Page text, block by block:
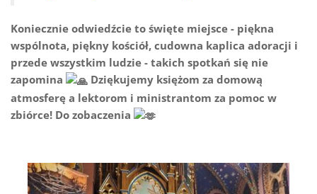
Koniecznie odwiedźcie to święte miejsce - piękna
wspólnota, piękny kościół, cudowna kaplica adoracji i
przede wszystkim ludzie - takich spotkań się nie
zapomina
Dziękujemy księżom za domową
atmosferę a lektorom i ministrantom za pomoc w
zbiórce! Do zobaczenia